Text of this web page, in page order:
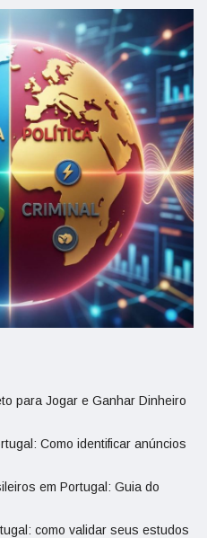
para Jogar e Ganhar Dinheiro
Como identificar anúncios
em Portugal: Guia do
como validar seus estudos